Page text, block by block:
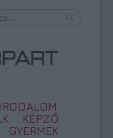
IRODALOM
KÉPZŐ
GYERMEK